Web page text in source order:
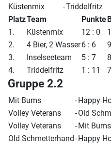
Küstenmix
-Triddelfritz
PlatzTeam Punkte
1.
Küstenmix 12 : 0
2.
4 Bier, 2 Wasser6 : 6
3.
Inselseeteam 5 : 7
4.
Triddelfritz 1 : 11
Gruppe 2.2
Mit Bums -Happy
Volley Veterans
-Old
Volley Veterans
-Mit Bums
Old Schmetterhand-Happy